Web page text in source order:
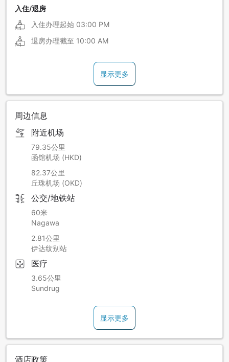
入住/退房
入住办理起始 03:00 PM
退房办理截至 10:00 AM
显示更多
周边信息
附近机场
79.35公里
函馆机场 (HKD)
82.37公里
丘珠机场 (OKD)
公交/地铁站
60米
Nagawa
2.81公里
伊达纹别站
医疗
3.65公里
Sundrug
显示更多
酒店政策